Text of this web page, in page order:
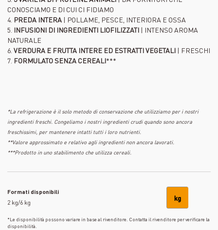
CONOSCIAMO E DI CUI CI FIDIAMO
4. PREDA INTERA | POLLAME, PESCE, INTERIORA E OSSA
5. INFUSIONI DI INGREDIENTI LIOFILIZZATI | INTENSO AROMA
NATURALE
6. VERDURA E FRUTTA INTERE ED ESTRATTI VEGETALI | FRESCHI
7. FORMULATO SENZA CEREALI***
*La refrigerazione è il solo metodo di conservazione che utilizziamo per i nostri
ingredienti freschi. Congeliamo i nostri ingredienti crudi quando sono ancora
freschissimi, per mantenere intatti tutti i loro nutrienti.
**Valore approssimato e relativo agli ingredienti non ancora lavorati.
***Prodotto in uno stabilimento che utilizza cereali.
Formati disponibili
2 kg/6 kg
kg
*Le disponibilità possono variare in base al rivenditore. Contatta il rivenditore per verificare la
disponibilità.